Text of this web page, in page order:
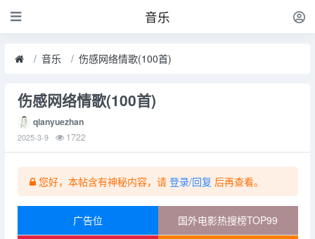
音乐
音乐 伤感网络情歌(100首)
伤感网络情歌(100首)
qianyuezhan
2025-3-9 1722
您好，本帖含有神秘内容，请 登录/回复 后再查看。
广告位 国外电影热搜榜TOP99